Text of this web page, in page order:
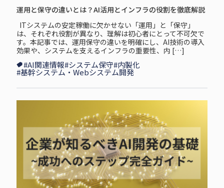
運用と保守の違いとは？AI活用とインフラの役割を徹底解説
ITシステムの安定稼働に欠かせない「運用」と「保守」
は、それぞれ役割が異なり、理解は初心者にとって不可欠で
す。本記事では、運用保守の違いを明確にし、AI技術の導入
効果や、システムを支えるインフラの重要性、内 […]
#AI関連情報#システム保守#内製化
#基幹システム・Webシステム開発